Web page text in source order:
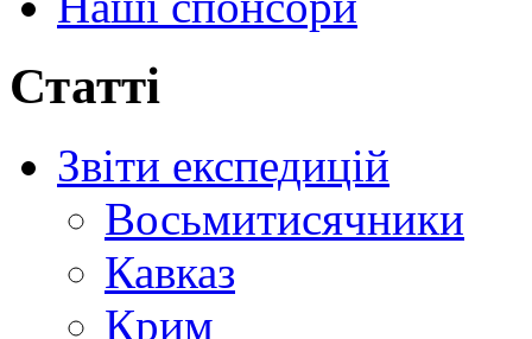
Статті
Звіти експедицій
Восьмитисячники
Кавказ
Крим